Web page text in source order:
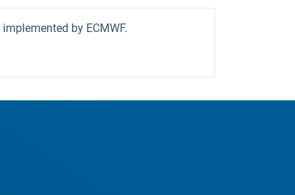
implemented by ECMWF.